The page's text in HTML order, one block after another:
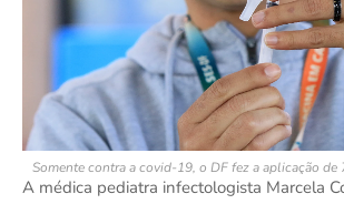
Somente contra a covid-19, o DF fez a aplicação de
A médica pediatra infectologista Marcela